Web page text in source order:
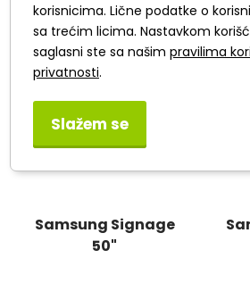
NOVO!
Samsung Signage
50"
korisnicima. Lične podatke o
sa trećim licima. Nastavkom
saglasni ste sa našimpravilima
privatnosti.
Slažem se